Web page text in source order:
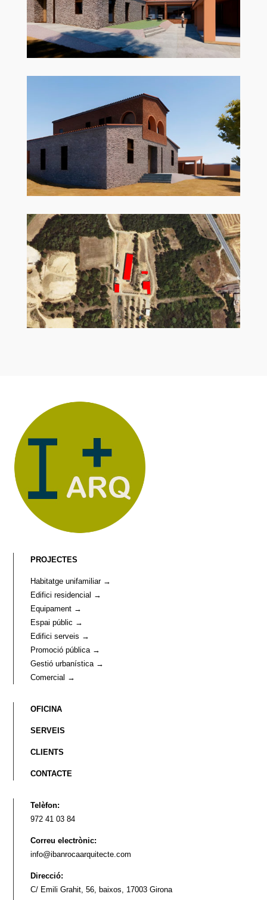
PROJECTES
Habitatge unifamiliar →
Edifici residencial →
Equipament →
Espai públic →
Edifici serveis →
Promoció pública →
Gestió urbanística →
Comercial →
OFICINA
SERVEIS
CLIENTS
CONTACTE
Telèfon:
972 41 03 84
Correu electrònic:
info@ibanrocaarquitecte.com
Direcció:
C/ Emili Grahit, 56, baixos, 17003 Girona